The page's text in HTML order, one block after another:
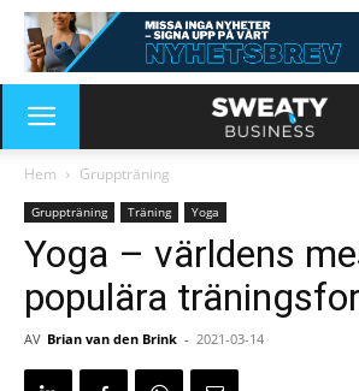
Hem Gruppträning
Gruppträning Träning Yoga
Yoga – världens
populära
AV Brian van den Brink - 2021-03-14